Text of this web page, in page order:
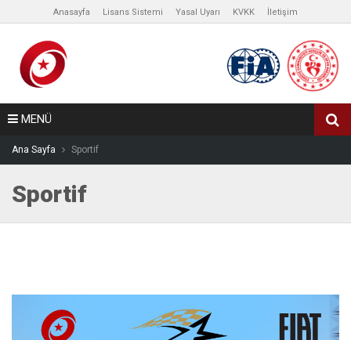
Anasayfa Lisans Sistemi Yasal Uyarı KVKK İletişim
MENÜ
Ana Sayfa Sportif
Sportif